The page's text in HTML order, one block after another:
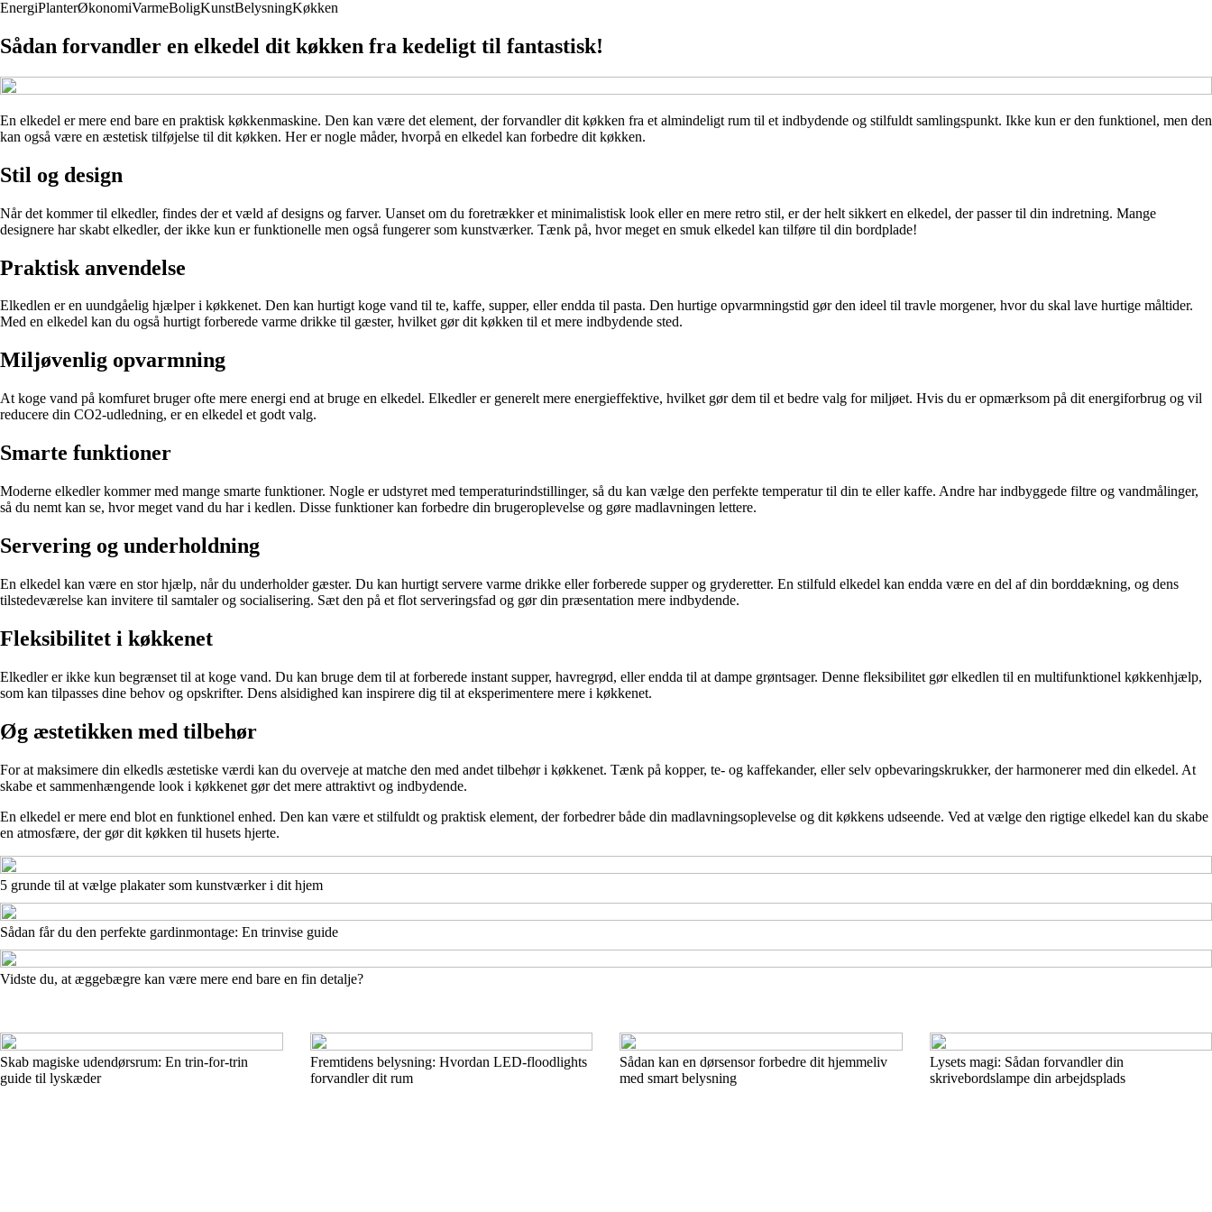
EnergiPlanterØkonomiVarmeBoligKunstBelysningKøkken
Sådan forvandler en elkedel dit køkken fra kedeligt til fantastisk!
En elkedel er mere end bare en praktisk køkkenmaskine. Den kan være det element, der forvandler dit køkken fra et almindeligt rum til et indbydende og stilfuldt samlingspunkt. Ikke kun er den funktionel, men den
kan også være en æstetisk tilføjelse til dit køkken. Her er nogle måder, hvorpå en elkedel kan forbedre dit køkken.
Stil og design
Når det kommer til elkedler, findes der et væld af designs og farver. Uanset om du foretrækker et minimalistisk look eller en mere retro stil, er der helt sikkert en elkedel, der passer til din indretning. Mange
designere har skabt elkedler, der ikke kun er funktionelle men også fungerer som kunstværker. Tænk på, hvor meget en smuk elkedel kan tilføre til din bordplade!
Praktisk anvendelse
Elkedlen er en uundgåelig hjælper i køkkenet. Den kan hurtigt koge vand til te, kaffe, supper, eller endda til pasta. Den hurtige opvarmningstid gør den ideel til travle morgener, hvor du skal lave hurtige måltider.
Med en elkedel kan du også hurtigt forberede varme drikke til gæster, hvilket gør dit køkken til et mere indbydende sted.
Miljøvenlig opvarmning
At koge vand på komfuret bruger ofte mere energi end at bruge en elkedel. Elkedler er generelt mere energieffektive, hvilket gør dem til et bedre valg for miljøet. Hvis du er opmærksom på dit energiforbrug og vil
reducere din CO2-udledning, er en elkedel et godt valg.
Smarte funktioner
Moderne elkedler kommer med mange smarte funktioner. Nogle er udstyret med temperaturindstillinger, så du kan vælge den perfekte temperatur til din te eller kaffe. Andre har indbyggede filtre og vandmålinger,
så du nemt kan se, hvor meget vand du har i kedlen. Disse funktioner kan forbedre din brugeroplevelse og gøre madlavningen lettere.
Servering og underholdning
En elkedel kan være en stor hjælp, når du underholder gæster. Du kan hurtigt servere varme drikke eller forberede supper og gryderetter. En stilfuld elkedel kan endda være en del af din borddækning, og dens
tilstedeværelse kan invitere til samtaler og socialisering. Sæt den på et flot serveringsfad og gør din præsentation mere indbydende.
Fleksibilitet i køkkenet
Elkedler er ikke kun begrænset til at koge vand. Du kan bruge dem til at forberede instant supper, havregrød, eller endda til at dampe grøntsager. Denne fleksibilitet gør elkedlen til en multifunktionel køkkenhjælp,
som kan tilpasses dine behov og opskrifter. Dens alsidighed kan inspirere dig til at eksperimentere mere i køkkenet.
Øg æstetikken med tilbehør
For at maksimere din elkedls æstetiske værdi kan du overveje at matche den med andet tilbehør i køkkenet. Tænk på kopper, te- og kaffekander, eller selv opbevaringskrukker, der harmonerer med din elkedel. At
skabe et sammenhængende look i køkkenet gør det mere attraktivt og indbydende.
En elkedel er mere end blot en funktionel enhed. Den kan være et stilfuldt og praktisk element, der forbedrer både din madlavningsoplevelse og dit køkkens udseende. Ved at vælge den rigtige elkedel kan du skabe
en atmosfære, der gør dit køkken til husets hjerte.
5 grunde til at vælge plakater som kunstværker i dit hjem
Sådan får du den perfekte gardinmontage: En trinvise guide
Vidste du, at æggebægre kan være mere end bare en fin detalje?
Skab magiske udendørsrum: En trin-for-trin
guide til lyskæder
Fremtidens belysning: Hvordan LED-floodlights
forvandler dit rum
Sådan kan en dørsensor forbedre dit hjemmeliv
med smart belysning
Lysets magi: Sådan forvandler din
skrivebordslampe din arbejdsplads